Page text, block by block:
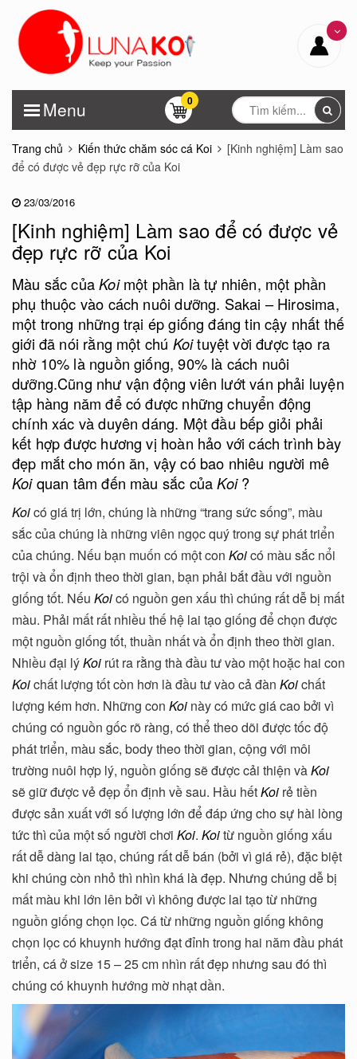
0
Menu
Trang chủ Kiến thức chăm sóc cá Koi
[Kinh nghiệm] Làm sao
để có được vẻ đẹp rực rỡ của Koi
23/03/2016
[Kinh nghiệm] Làm sao để có được vẻ
đẹp rực rỡ của Koi
Màu sắc củaKoimột phần là tự nhiên, một phần
phụ thuộc vào cách nuôi dưỡng. Sakai – Hirosima,
một trong những trại ép giống đáng tin cậy nhất thế
giới đã nói rằng một chú Koituyệt vời được tạo ra
nhờ 10% là nguồn giống, 90% là cách nuôi
dưỡng.Cũng như vận động viên lướt ván phải luyện
tập hàng năm để có được những chuyển động
chính xác và duyên dáng. Một đầu bếp giỏi phải
kết hợp được hương vị hoàn hảo với cách trình bày
đẹp mắt cho món ăn, vậy có bao nhiêu người mê
Koiquan tâm đến màu sắc củaKoi?
Koicó giá trị lớn, chúng là những “trang sức sống”, màu
sắc của chúng là những viên ngọc quý trong sự phát triển
của chúng. Nếu bạn muốn có một con Koicó màu sắc nổi
trội và ổn định theo thời gian, bạn phải bắt đầu với nguồn
giống tốt. Nếu Koicó nguồn gen xấu thì chúng rất dễ bị mất
màu. Phải mất rất nhiều thế hệ lai tạo giống để chọn được
một nguồn giống tốt, thuần nhất và ổn định theo thời gian.
Nhiều đại lýKoi rút ra rằng thà đầu tư vào một hoặc hai con
Koichất lượng tốt còn hơn là đầu tư vào cả đàn Koichất
lượng kém hơn. Những con Koi này có mức giá cao bởi vì
chúng có nguồn gốc rõ ràng, có thể theo dõi được tốc độ
phát triển, màu sắc, body theo thời gian, cộng với môi
trường nuôi hợp lý, nguồn giống sẽ được cải thiện vàKoi
sẽ giữ được vẻ đẹp ổn định về sau. Hầu hếtKoi rẻ tiền
được sản xuất với số lượng lớn để đáp ứng cho sự hài lòng
tức thì của một số người chơi Koi. Koitừ nguồn giống xấu
rất dễ dàng lai tạo, chúng rất dễ bán (bởi vì giá rẻ), đặc biệt
khi chúng còn nhỏ thì nhìn khá là đẹp. Nhưng chúng dễ bị
mất màu khi lớn lên bởi vì không được lai tạo từ những
nguồn giống chọn lọc. Cá từ những nguồn giống không
chọn lọc có khuynh hướng đạt đỉnh trong hai năm đầu phát
triển, cá ở size 15 – 25 cm nhìn rất đẹp nhưng sau đó thì
chúng có khuynh hướng mờ nhạt dần.